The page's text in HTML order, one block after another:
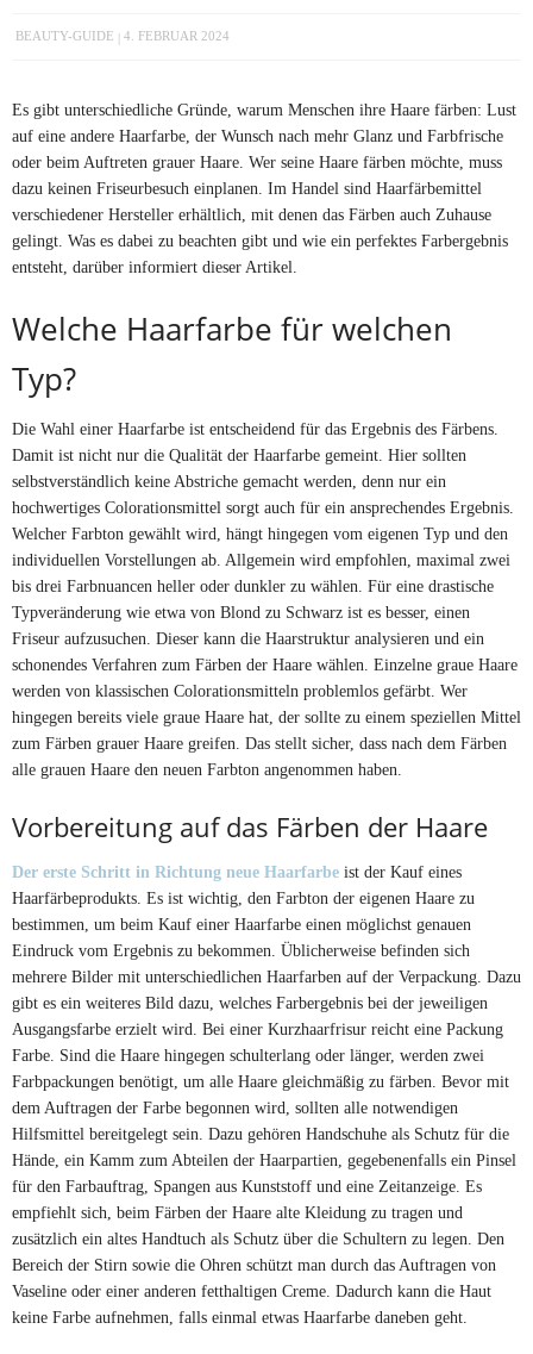
BEAUTY-GUIDE 4. FEBRUAR 2024
Es gibt unterschiedliche Gründe, warum Menschen ihre Haare färben: Lust
auf eine andere Haarfarbe, der Wunsch nach mehr Glanz und Farbfrische
oder beim Auftreten grauer Haare. Wer seine Haare färben möchte, muss
dazu keinen Friseurbesuch einplanen. Im Handel sind Haarfärbemittel
verschiedener Hersteller erhältlich, mit denen das Färben auch Zuhause
gelingt. Was es dabei zu beachten gibt und wie ein perfektes Farbergebnis
entsteht, darüber informiert dieser Artikel.
Welche Haarfarbe für welchen
Typ?
Die Wahl einer Haarfarbe ist entscheidend für das Ergebnis des Färbens.
Damit ist nicht nur die Qualität der Haarfarbe gemeint. Hier sollten
selbstverständlich keine Abstriche gemacht werden, denn nur ein
hochwertiges Colorationsmittel sorgt auch für ein ansprechendes Ergebnis.
Welcher Farbton gewählt wird, hängt hingegen vom eigenen Typ und den
individuellen Vorstellungen ab. Allgemein wird empfohlen, maximal zwei
bis drei Farbnuancen heller oder dunkler zu wählen. Für eine drastische
Typveränderung wie etwa von Blond zu Schwarz ist es besser, einen
Friseur aufzusuchen. Dieser kann die Haarstruktur analysieren und ein
schonendes Verfahren zum Färben der Haare wählen. Einzelne graue Haare
werden von klassischen Colorationsmitteln problemlos gefärbt. Wer
hingegen bereits viele graue Haare hat, der sollte zu einem speziellen Mittel
zum Färben grauer Haare greifen. Das stellt sicher, dass nach dem Färben
alle grauen Haare den neuen Farbton angenommen haben.
Vorbereitung auf das Färben der Haare
Der erste Schritt in Richtung neue Haarfarbe ist der Kauf eines
Haarfärbeprodukts. Es ist wichtig, den Farbton der eigenen Haare zu
bestimmen, um beim Kauf einer Haarfarbe einen möglichst genauen
Eindruck vom Ergebnis zu bekommen. Üblicherweise befinden sich
mehrere Bilder mit unterschiedlichen Haarfarben auf der Verpackung. Dazu
gibt es ein weiteres Bild dazu, welches Farbergebnis bei der jeweiligen
Ausgangsfarbe erzielt wird. Bei einer Kurzhaarfrisur reicht eine Packung
Farbe. Sind die Haare hingegen schulterlang oder länger, werden zwei
Farbpackungen benötigt, um alle Haare gleichmäßig zu färben. Bevor mit
dem Auftragen der Farbe begonnen wird, sollten alle notwendigen
Hilfsmittel bereitgelegt sein. Dazu gehören Handschuhe als Schutz für die
Hände, ein Kamm zum Abteilen der Haarpartien, gegebenenfalls ein Pinsel
für den Farbauftrag, Spangen aus Kunststoff und eine Zeitanzeige. Es
empfiehlt sich, beim Färben der Haare alte Kleidung zu tragen und
zusätzlich ein altes Handtuch als Schutz über die Schultern zu legen. Den
Bereich der Stirn sowie die Ohren schützt man durch das Auftragen von
Vaseline oder einer anderen fetthaltigen Creme. Dadurch kann die Haut
keine Farbe aufnehmen, falls einmal etwas Haarfarbe daneben geht.